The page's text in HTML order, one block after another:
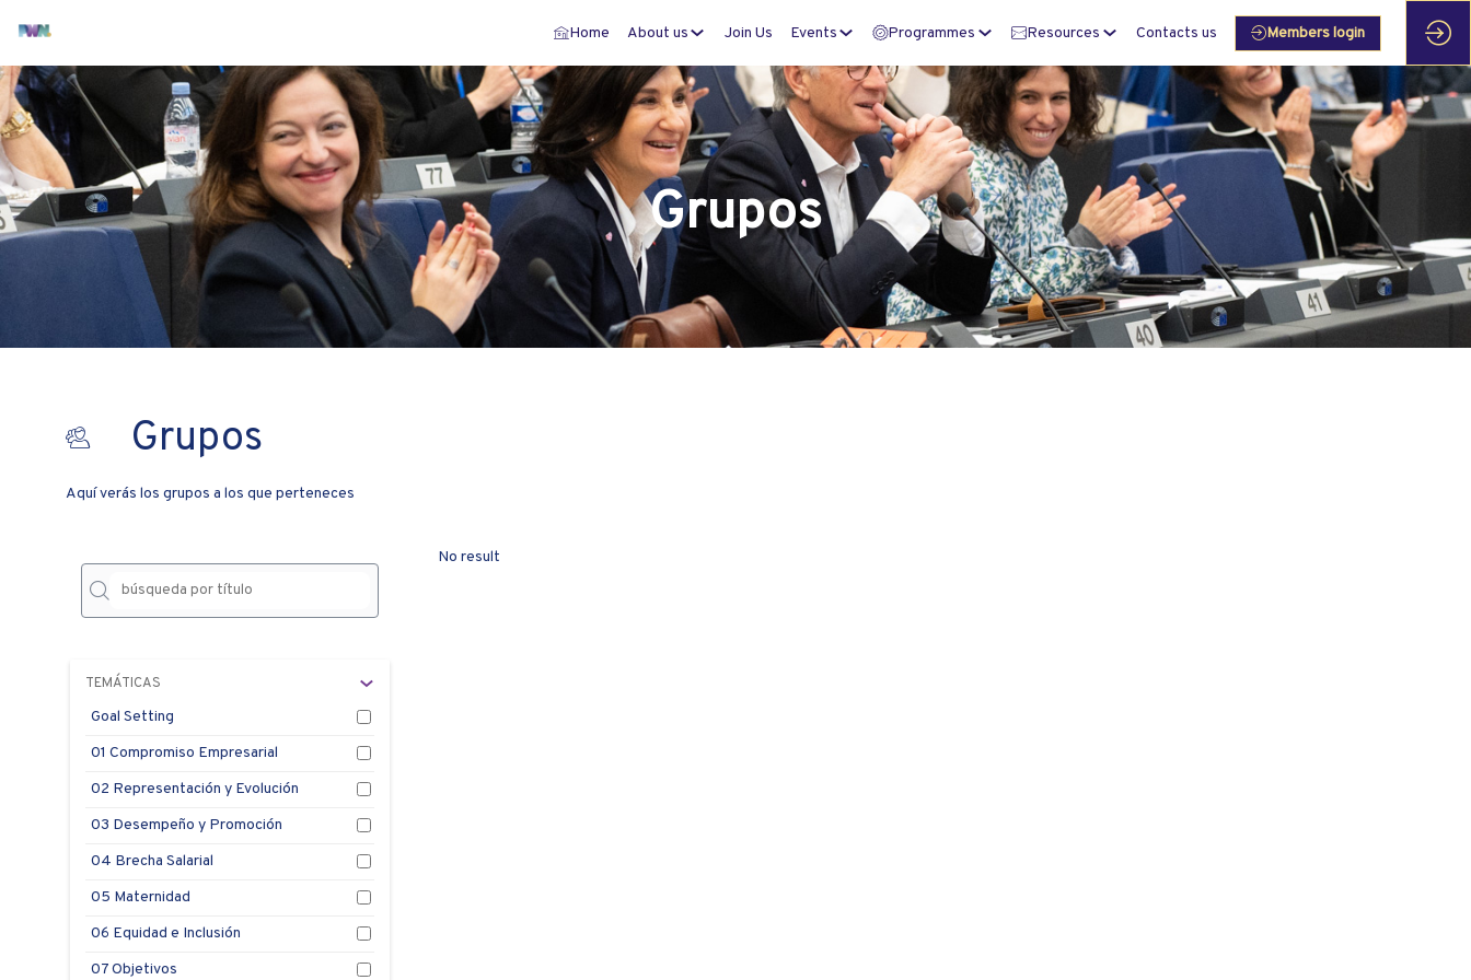
Home About us Join Us Events Programmes Resources Contacts us Members login
Grupos
Grupos
Aquí verás los grupos a los que perteneces
TEMÁTICAS
Goal Setting
01 Compromiso Empresarial
02 Representación y Evolución
03 Desempeño y Promoción
04 Brecha Salarial
05 Maternidad
06 Equidad e Inclusión
07 Objetivos
No result